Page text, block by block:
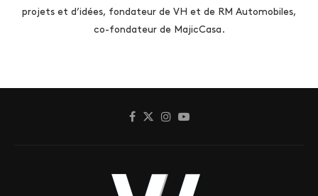
projets et d’idées, fondateur de VH et de RM Automobiles,
co-fondateur de MajicCasa.